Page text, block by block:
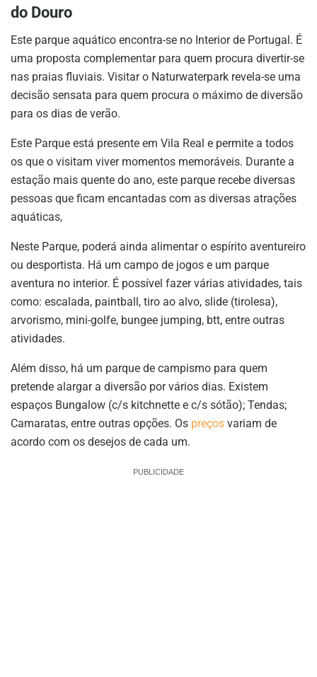
do Douro
Este parque aquático encontra-se no Interior de Portugal. É
uma proposta complementar para quem procura divertir-se
nas praias fluviais. Visitar o Naturwaterpark revela-se uma
decisão sensata para quem procura o máximo de diversão
para os dias de verão.
Este Parque está presente em Vila Real e permite a todos
os que o visitam viver momentos memoráveis. Durante a
estação mais quente do ano, este parque recebe diversas
pessoas que ficam encantadas com as diversas atrações
aquáticas,
Neste Parque, poderá ainda alimentar o espírito aventureiro
ou desportista. Há um campo de jogos e um parque
aventura no interior. É possível fazer várias atividades, tais
como: escalada, paintball, tiro ao alvo, slide (tirolesa),
arvorismo, mini-golfe, bungee jumping, btt, entre outras
atividades.
Além disso, há um parque de campismo para quem
pretende alargar a diversão por vários dias. Existem
espaços Bungalow (c/s kitchnette e c/s sótão); Tendas;
Camaratas, entre outras opções. Os preços variam de
acordo com os desejos de cada um.
PUBLICIDADE